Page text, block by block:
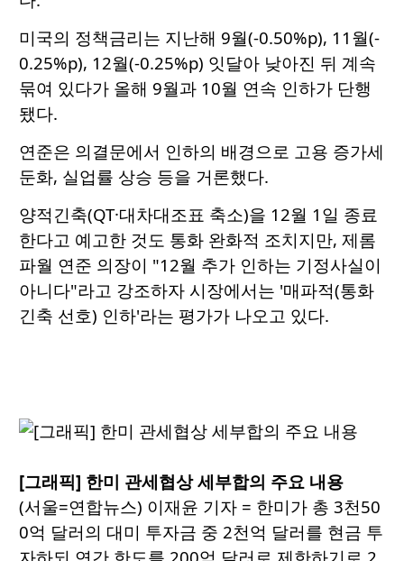
미국의 정책금리는 지난해 9월(-0.50%p), 11월(-
0.25%p), 12월(-0.25%p) 잇달아 낮아진 뒤 계속
묶여 있다가 올해 9월과 10월 연속 인하가 단행
됐다.
연준은 의결문에서 인하의 배경으로 고용 증가세
둔화, 실업률 상승 등을 거론했다.
양적긴축(QT·대차대조표 축소)을 12월 1일 종료
한다고 예고한 것도 통화 완화적 조치지만, 제롬
파월 연준 의장이 "12월 추가 인하는 기정사실이
아니다"라고 강조하자 시장에서는 '매파적(통화
긴축 선호) 인하'라는 평가가 나오고 있다.
[그래픽] 한미 관세협상 세부합의 주요 내용
(서울=연합뉴스) 이재윤 기자 = 한미가 총 3천50
0억 달러의 대미 투자금 중 2천억 달러를 현금 투